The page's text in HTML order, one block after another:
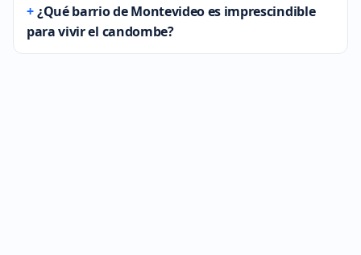
¿Qué barrio de Montevideo es imprescindible
para vivir el candombe?